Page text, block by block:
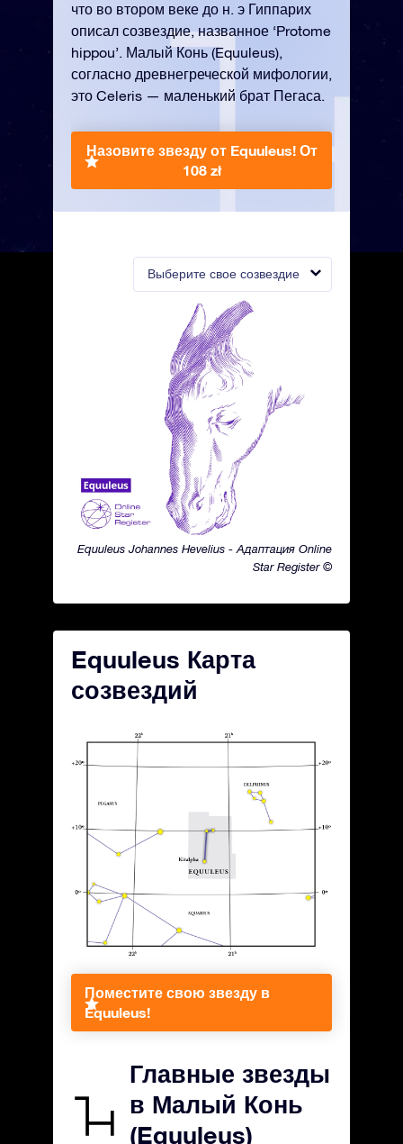
Выберите свое созвездие
Equuleus Johannes Hevelius - Адаптация Online
Star Register ©
что во втором веке до н. э Гиппарих
описал созвездие, названное ‘Protome
hippou’. Малый Конь (Equuleus),
согласно древнегреческой мифологии,
это Celeris — маленький брат Пегаса.
Назовите звезду от Equuleus! От
108 zł
Equuleus Карта
созвездий
Поместите свою звезду в
Equuleus!
Главные звезды
в Малый Конь
(Equuleus)